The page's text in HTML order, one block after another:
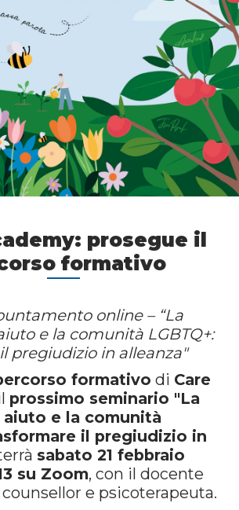
prosegue il
formativo
online – “La
e la comunità LGBTQ+:
pregiudizio in alleanza"
formativo di Care
prossimo seminario "La
e la comunità
il pregiudizio in
sabato 21 febbraio
su Zoom, con il docente
counsellor e psicoterapeuta.